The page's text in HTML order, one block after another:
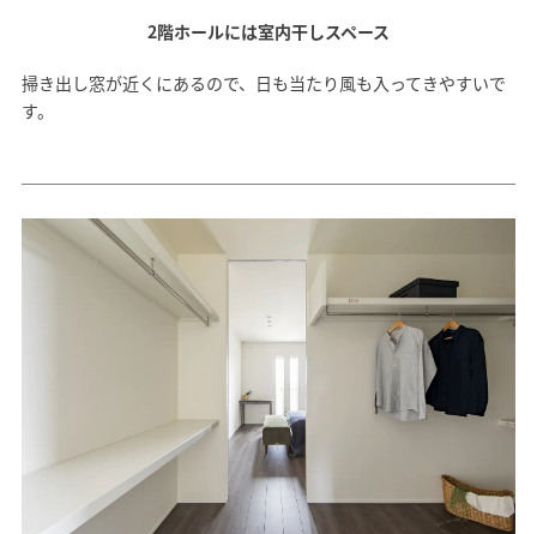
2階ホールには室内干しスペース
掃き出し窓が近くにあるので、日も当たり風も入ってきやすいで
す。